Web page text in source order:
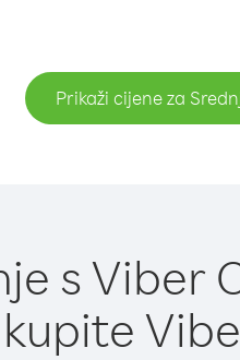
Prikaži cijene za
s Viber